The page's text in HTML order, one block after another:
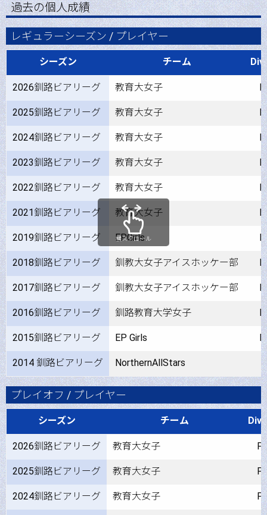
過去の個人成績
レギュラーシーズン / プレイヤー
シーズン チーム Div.
2026釧路ビアリーグ 教育大女子
2025釧路ビアリーグ 教育大女子
2024釧路ビアリーグ 教育大女子
2023釧路ビアリーグ 教育大女子
2022釧路ビアリーグ 教育大女子
2021釧路ビアリーグ 教育大女子
2019釧路ビアリーグ EPGirls
2018釧路ビアリーグ 釧教大女子アイスホッケー部
2017釧路ビアリーグ 釧教大女子アイスホッケー部
2016釧路ビアリーグ 釧路教育大学女子
2015釧路ビアリーグ EP Girls
2014 釧路ビアリーグ NorthernAllStars
横スクロール
プレイオフ / プレイヤー
シーズン チーム Div.
2026釧路ビアリーグ 教育大女子 P
2025釧路ビアリーグ 教育大女子 P
2024釧路ビアリーグ 教育大女子 P